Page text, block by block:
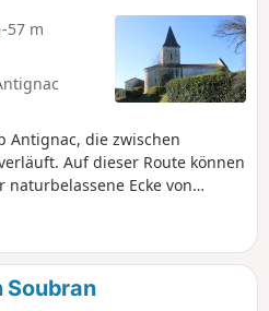
-57 m
Antignac, die zwischen
Auf dieser Route können
Ecke von
Rehe beobachten.
Soubran